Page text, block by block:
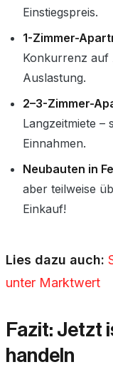
Einstiegspreis.
1-Zimmer-
Konkurrenz auf
Auslastung.
2–3-Zimmer-
Langzeitmiete –
Einnahmen.
Neubauten in
aber teilweise
Einkauf!
Lies dazu auch:
unter Marktwert
Fazit: Jetzt
handeln